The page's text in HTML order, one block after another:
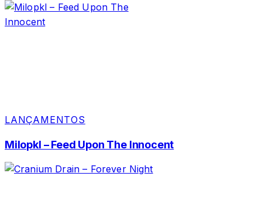
LANÇAMENTOS
Milopkl – Feed Upon The Innocent